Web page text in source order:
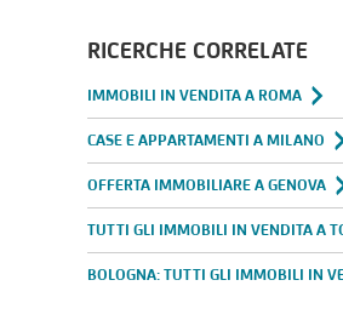
RICERCHE CORRELATE
IMMOBILI IN VENDITA A ROMA
CASE E APPARTAMENTI A MILANO
OFFERTA IMMOBILIARE A GENOVA
TUTTI GLI IMMOBILI IN VENDITA A
BOLOGNA: TUTTI GLI IMMOBILI IN